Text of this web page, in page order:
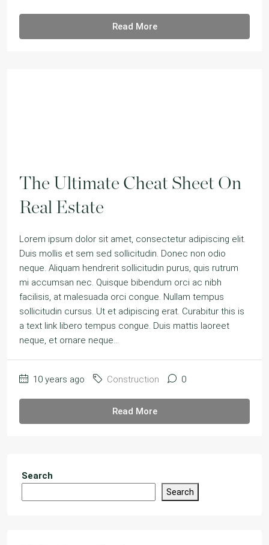
Read More
The Ultimate Cheat Sheet On
Real Estate
Lorem ipsum dolor sit amet, consectetur adipiscing elit.
Duis mollis et sem sed sollicitudin. Donec non odio
neque. Aliquam hendrerit sollicitudin purus, quis rutrum
mi accumsan nec. Quisque bibendum orci ac nibh
facilisis, at malesuada orci congue. Nullam tempus
sollicitudin cursus. Ut et adipiscing erat. Curabitur this is
a text link libero tempus congue. Duis mattis laoreet
neque, et ornare neque...
10 years ago Construction 0
Read More
Search
Search